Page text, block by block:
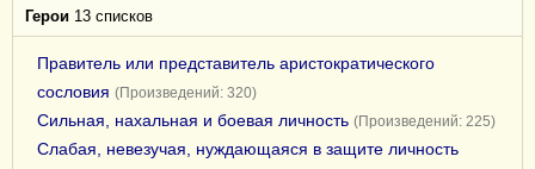
Герои 13 списков
Правитель или представитель аристократического
сословия (Произведений: 320)
Сильная, нахальная и боевая личность (Произведений: 225)
Слабая, невезучая, нуждающаяся в защите личность